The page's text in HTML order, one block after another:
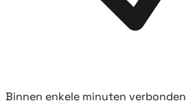
Binnen enkele minuten